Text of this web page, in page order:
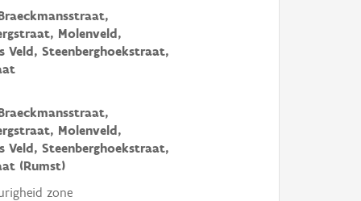
Molenveld,
Veld, Steenberghoekstraat,
Molenveld,
Veld, Steenberghoekstraat,
(Rumst)
zone